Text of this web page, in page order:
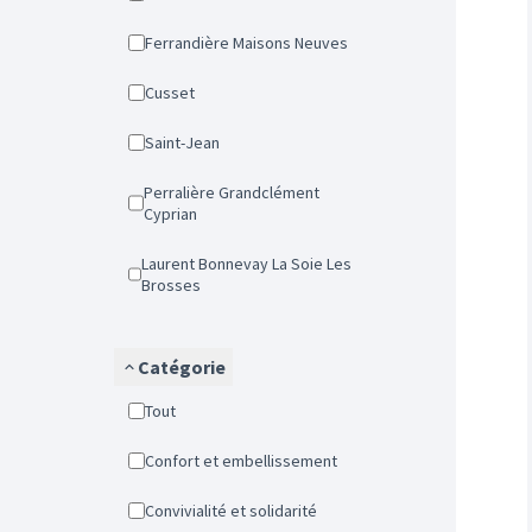
Ferrandière Maisons Neuves
Cusset
Saint-Jean
Perralière Grandclément
Cyprian
Laurent Bonnevay La Soie Les
Brosses
Catégorie
Tout
Confort et embellissement
Convivialité et solidarité